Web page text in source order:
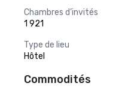
Chambres d’invités
1 921
Type de lieu
Hôtel
Commodités